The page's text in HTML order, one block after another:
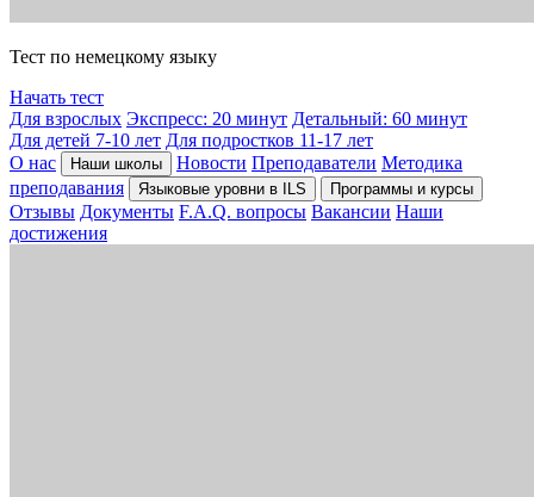
Тест по немецкому языку
Начать тест
Для взрослых Экспресс: 20 минут Детальный: 60 минут
Для детей 7-10 лет Для подростков 11-17 лет
О нас
Наши школы Новости Преподаватели Методика
преподавания
Языковые уровни в ILS Программы и курсы
Отзывы Документы F.A.Q. вопросы Вакансии Наши
достижения